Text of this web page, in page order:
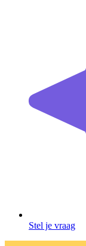
Stel je vraag